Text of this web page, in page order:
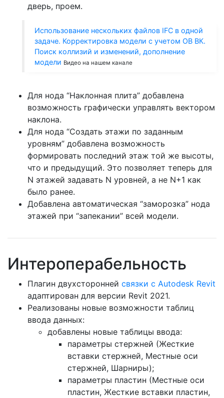
дверь, проем.
Использование нескольких файлов IFC в одной
задаче. Корректировка модели с учетом ОВ ВК.
Поиск коллизий и изменений, дополнение
модели Видео на нашем канале
Для нода “Наклонная плита” добавлена
возможность графически управлять вектором
наклона.
Для нода “Создать этажи по заданным
уровням” добавлена возможность
формировать последний этаж той же высоты,
что и предыдущий. Это позволяет теперь для
N этажей задавать N уровней, а не N+1 как
было ранее.
Добавлена автоматическая “заморозка” нода
этажей при “запекании” всей модели.
Интероперабельность
Плагин двухсторонней связки с Autodesk Revit
адаптирован для версии Revit 2021.
Реализованы новые возможности таблиц
ввода данных:
добавлены новые таблицы ввода:
параметры стержней (Жесткие
вставки стержней, Местные оси
стержней, Шарниры);
параметры пластин (Местные оси
пластин, Жесткие вставки пластин,